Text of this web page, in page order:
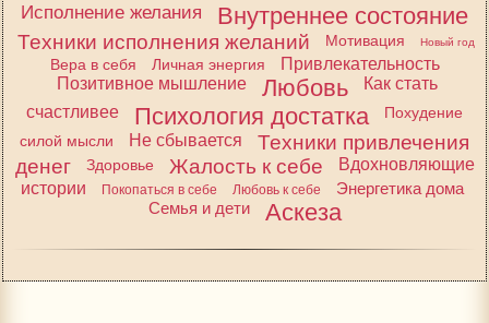
Исполнение желания
Внутреннее состояние
Техники исполнения желаний Мотивация Новый год
Вера в себя Личная энергия
Привлекательность
Позитивное мышление
Любовь
Как стать
счастливее
Психология достатка
Похудение
силой мысли
Не сбывается
Техники привлечения
денег
Здоровье Жалость к себе
Вдохновляющие
истории
Покопаться в себе Любовь к себе
Энергетика дома
Семья и дети
Аскеза